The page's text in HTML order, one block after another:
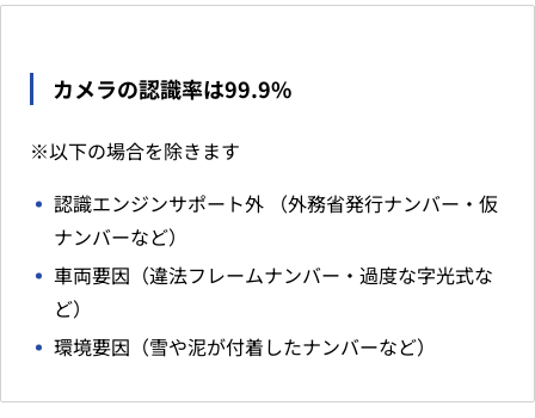
カメラの認識率は99.9%
※以下の場合を除きます
認識エンジンサポート外 （外務省発行ナンバー・仮
ナンバーなど）
車両要因（違法フレームナンバー・過度な字光式な
ど）
環境要因（雪や泥が付着したナンバーなど）